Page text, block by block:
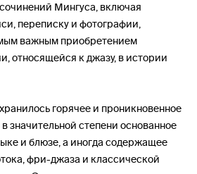
Мингуса, включая
переписку и фотографии,
важным приобретением
относящейся к джазу, в истории
горячее и проникновенное
значительной степени основанное
и блюзе, а иногда содержащее
фри-джаза и классической